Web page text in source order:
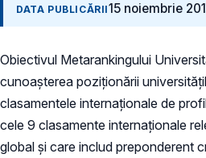
DATA PUBLICĂRII15 noiembrie
Obiectivul Metarankingului
cunoașterea poziționării
clasamentele internaționale de
cele 9 clasamente internaţionale
global și care includ preponderent